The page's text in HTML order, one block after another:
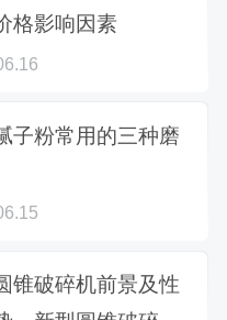
格影响因素
子粉常用的三种磨
锥破碎机前景及性